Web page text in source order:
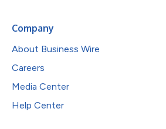
Company
About Business Wire
Careers
Media Center
Help Center